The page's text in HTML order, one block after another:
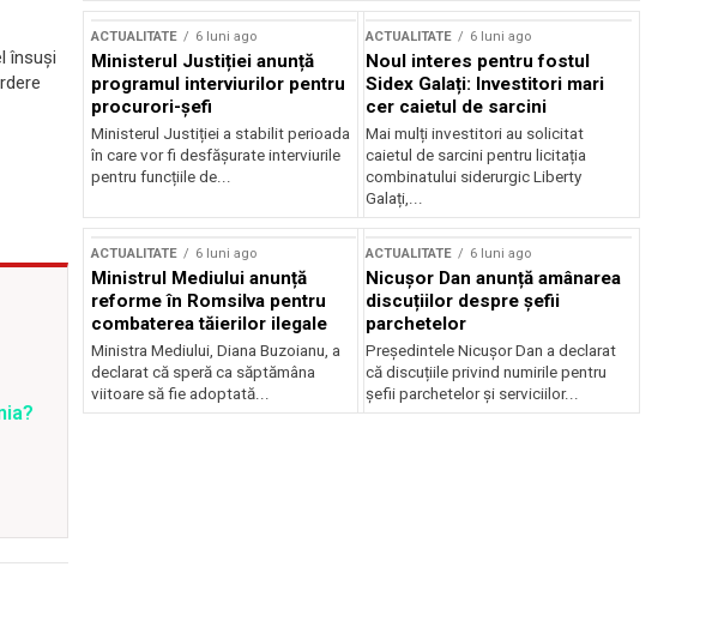
însuși
ACTUALITATE 6 luni ago
Ministerul Justiției anunță
programul interviurilor pentru
procurori-șefi
Ministerul Justiției a stabilit perioada
în care vor fi desfășurate interviurile
pentru funcțiile de...
ACTUALITATE 6 luni ago
Noul interes pentru fostul
Sidex Galați: Investitori mari
cer caietul de sarcini
Mai mulți investitori au solicitat
caietul de sarcini pentru licitația
combinatului siderurgic Liberty
Galați,...
ACTUALITATE 6 luni ago
Ministrul Mediului anunță
reforme în Romsilva pentru
combaterea tăierilor ilegale
Ministra Mediului, Diana Buzoianu, a
declarat că speră ca săptămâna
viitoare să fie adoptată...
ACTUALITATE 6 luni ago
Nicușor Dan anunță amânarea
discuțiilor despre șefii
parchetelor
Președintele Nicușor Dan a declarat
că discuțiile privind numirile pentru
șefii parchetelor și serviciilor...